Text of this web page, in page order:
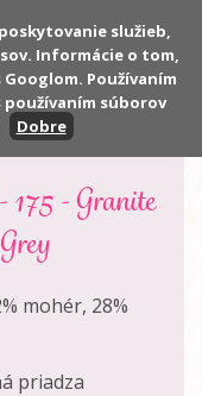
Počet:0 ks
Cena: 0,00 €
175 - Granite
Grey
mohér, 28%
priadza
služieb,
Informácie o tom,
Používaním
súborov
Dobre